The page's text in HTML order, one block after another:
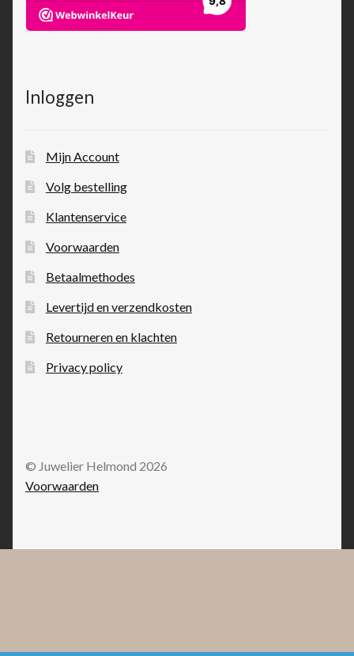
Inloggen
Mijn Account
Volg bestelling
Klantenservice
Voorwaarden
Betaalmethodes
Levertijd en verzendkosten
Retourneren en klachten
Privacy policy
© Juwelier Helmond 2026
Voorwaarden